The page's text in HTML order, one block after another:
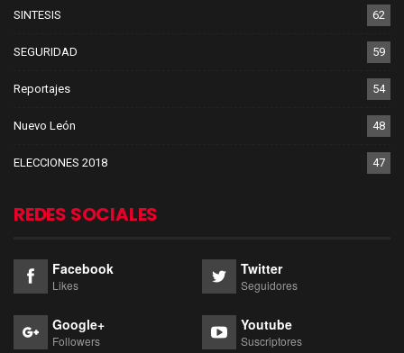
SINTESIS 62
SEGURIDAD 59
Reportajes 54
Nuevo León 48
ELECCIONES 2018 47
REDES SOCIALES
Facebook
Likes
Twitter
Seguidores
Google+
Followers
Youtube
Suscriptores